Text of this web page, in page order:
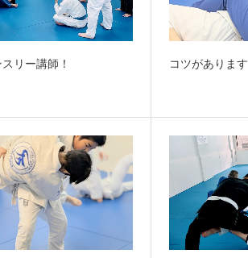
リー講師！ コツがあります